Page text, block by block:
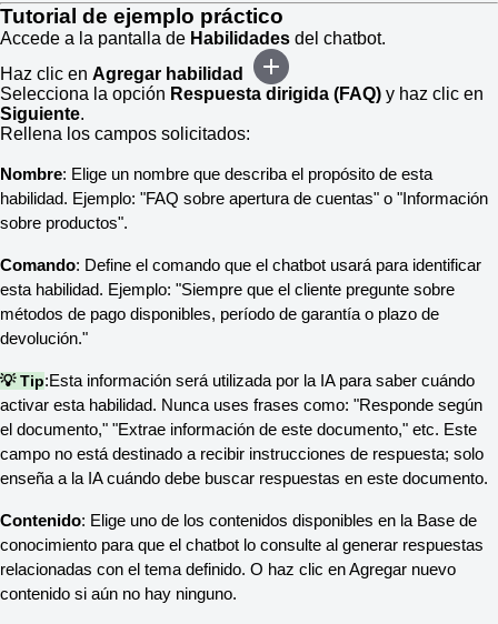
Tutorial de ejemplo práctico
Accede a la pantalla de Habilidades del chatbot.
Haz clic en Agregar habilidad
Selecciona la opción Respuesta dirigida (FAQ) y haz clic en
Siguiente.
Rellena los campos solicitados:
Nombre: Elige un nombre que describa el propósito de esta
habilidad. Ejemplo: "FAQ sobre apertura de cuentas" o "Información
sobre productos".
Comando: Define el comando que el chatbot usará para identificar
esta habilidad. Ejemplo: "Siempre que el cliente pregunte sobre
métodos de pago disponibles, período de garantía o plazo de
devolución."
💡 Tip:Esta información será utilizada por la IA para saber cuándo
activar esta habilidad. Nunca uses frases como: "Responde según
el documento," "Extrae información de este documento," etc. Este
campo no está destinado a recibir instrucciones de respuesta; solo
enseña a la IA cuándo debe buscar respuestas en este documento.
Contenido: Elige uno de los contenidos disponibles en la Base de
conocimiento para que el chatbot lo consulte al generar respuestas
relacionadas con el tema definido. O haz clic en Agregar nuevo
contenido si aún no hay ninguno.